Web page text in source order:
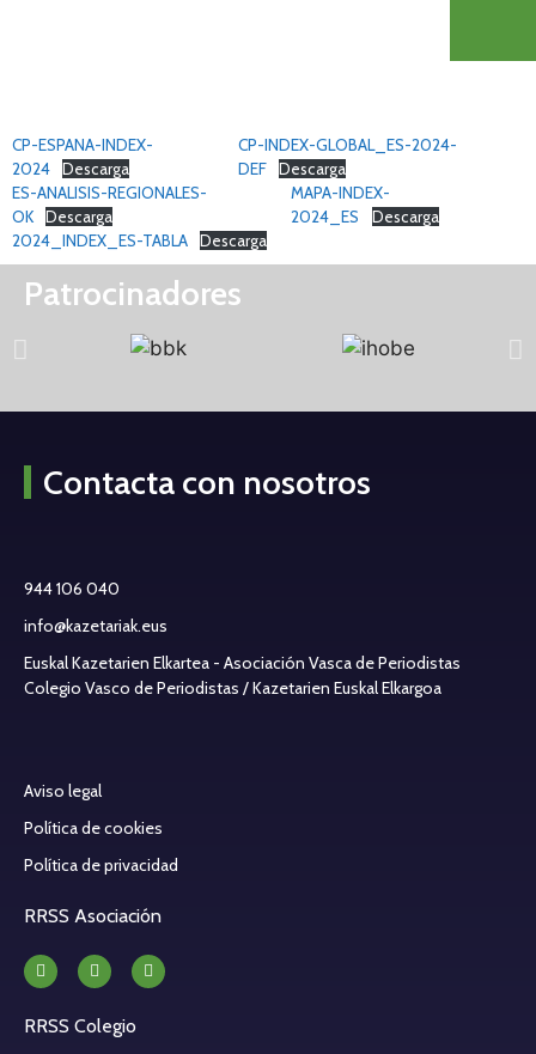
CP-ESPANA-INDEX-
2024
Descarga
CP-INDEX-GLOBAL_ES-2024-
DEF
Descarga
ES-ANALISIS-REGIONALES-
OK
Descarga
MAPA-INDEX-
2024_ES
Descarga
2024_INDEX_ES-TABLA
Descarga
Patrocinadores
Contacta con nosotros
944 106 040
info@kazetariak.eus
Euskal Kazetarien Elkartea - Asociación Vasca de Periodistas
Colegio Vasco de Periodistas / Kazetarien Euskal Elkargoa
Aviso legal
Política de cookies
Política de privacidad
RRSS Asociación
RRSS Colegio